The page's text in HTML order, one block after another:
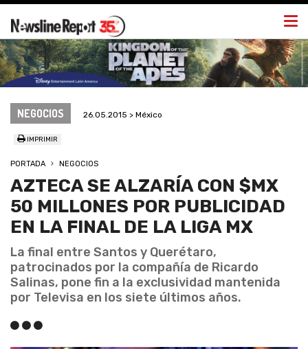
NEGOCIOS 26.05.2015 > México
IMPRIMIR
PORTADA NEGOCIOS
AZTECA SE ALZARÍA CON $MX
50 MILLONES POR PUBLICIDAD
EN LA FINAL DE LA LIGA MX
La final entre Santos y Querétaro,
patrocinados por la compañía de Ricardo
Salinas, pone fin a la exclusividad mantenida
por Televisa en los siete últimos años.